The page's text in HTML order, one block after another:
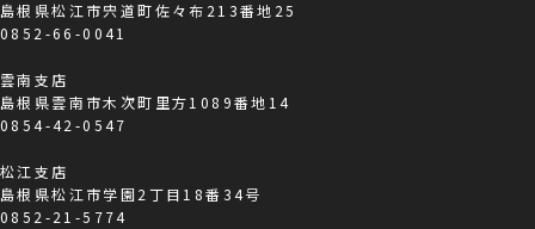
島根県松江市宍道町佐々布213番地25
0852-66-0041
雲南支店
島根県雲南市木次町里方1089番地14
0854-42-0547
松江支店
島根県松江市学園2丁目18番34号
0852-21-5774